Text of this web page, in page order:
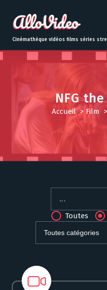
t
o
Cinémathèque vidéos films séries
NFG
Accueil> Film>
Toutes